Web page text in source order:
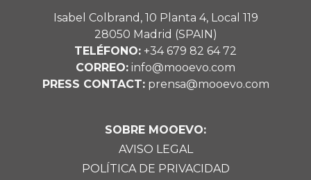
Isabel Colbrand, 10 Planta 4, Local 119
28050 Madrid (SPAIN)
TELÉFONO: +34 679 82 64 72
CORREO: info@mooevo.com
PRESS CONTACT:prensa@mooevo.com
SOBRE MOOEVO:
AVISO LEGAL
POLÍTICA DE PRIVACIDAD